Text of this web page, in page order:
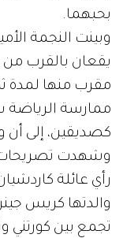
بحبهما.
وبينت النجمة
يقعان بالقرب
مقرب منها لمدة
ممارسة الرياضة
كصديقين، إلى
وشهدت تصريحات
رأي عائلة
والدتها كريس
تجمع بين كورتني